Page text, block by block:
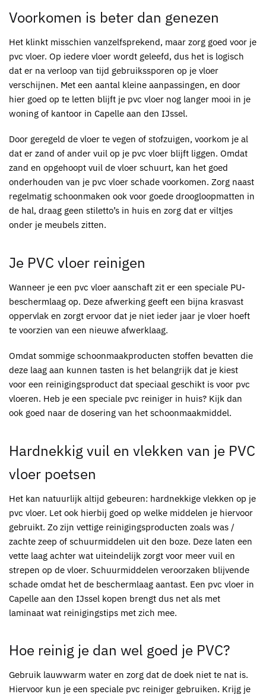
Voorkomen is beter dan genezen
Het klinkt misschien vanzelfsprekend, maar zorg goed voor je
pvc vloer. Op iedere vloer wordt geleefd, dus het is logisch
dat er na verloop van tijd gebruikssporen op je vloer
verschijnen. Met een aantal kleine aanpassingen, en door
hier goed op te letten blijft je pvc vloer nog langer mooi in je
woning of kantoor in Capelle aan den IJssel.
Door geregeld de vloer te vegen of stofzuigen, voorkom je al
dat er zand of ander vuil op je pvc vloer blijft liggen. Omdat
zand en opgehoopt vuil de vloer schuurt, kan het goed
onderhouden van je pvc vloer schade voorkomen. Zorg naast
regelmatig schoonmaken ook voor goede droogloopmatten in
de hal, draag geen stiletto’s in huis en zorg dat er viltjes
onder je meubels zitten.
Je PVC vloer reinigen
Wanneer je een pvc vloer aanschaft zit er een speciale PU-
beschermlaag op. Deze afwerking geeft een bijna krasvast
oppervlak en zorgt ervoor dat je niet ieder jaar je vloer hoeft
te voorzien van een nieuwe afwerklaag.
Omdat sommige schoonmaakproducten stoffen bevatten die
deze laag aan kunnen tasten is het belangrijk dat je kiest
voor een reinigingsproduct dat speciaal geschikt is voor pvc
vloeren. Heb je een speciale pvc reiniger in huis? Kijk dan
ook goed naar de dosering van het schoonmaakmiddel.
Hardnekkig vuil en vlekken van je PVC
vloer poetsen
Het kan natuurlijk altijd gebeuren: hardnekkige vlekken op je
pvc vloer. Let ook hierbij goed op welke middelen je hiervoor
gebruikt. Zo zijn vettige reinigingsproducten zoals was /
zachte zeep of schuurmiddelen uit den boze. Deze laten een
vette laag achter wat uiteindelijk zorgt voor meer vuil en
strepen op de vloer. Schuurmiddelen veroorzaken blijvende
schade omdat het de beschermlaag aantast. Een pvc vloer in
Capelle aan den IJssel kopen brengt dus net als met
laminaat wat reinigingstips met zich mee.
Hoe reinig je dan wel goed je PVC?
Gebruik lauwwarm water en zorg dat de doek niet te nat is.
Hiervoor kun je een speciale pvc reiniger gebruiken. Krijg je